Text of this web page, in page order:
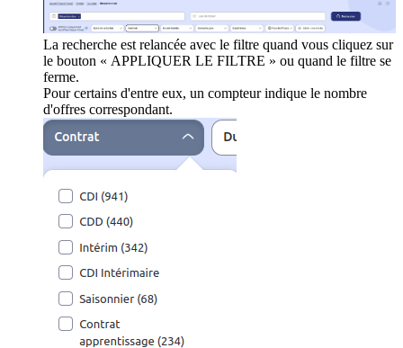
La recherche est relancée avec le filtre quand vous cliquez sur
le bouton « APPLIQUER LE FILTRE » ou quand le filtre se
ferme.
Pour certains d'entre eux, un compteur indique le nombre
d'offres correspondant.